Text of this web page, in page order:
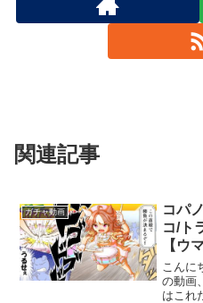
関連記事
ガチャ動画
コパ
コ/ト
【ウ
こんに
の動画
はこれ